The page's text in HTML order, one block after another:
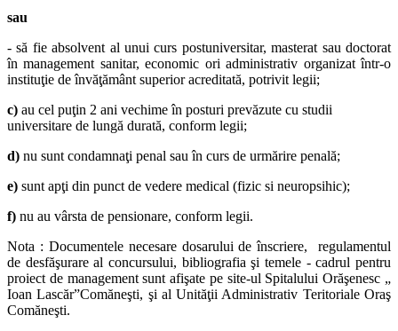
sau
- să fie absolvent al unui curs postuniversitar, masterat sau doctorat
în management sanitar, economic ori administrativ organizat într-o
instituţie de învăţământ superior acreditată, potrivit legii;
c) au cel puţin 2 ani vechime în posturi prevăzute cu studii
universitare de lungă durată, conform legii;
d) nu sunt condamnaţi penal sau în curs de urmărire penală;
e) sunt apţi din punct de vedere medical (fizic si neuropsihic);
f) nu au vârsta de pensionare, conform legii.
Nota : Documentele necesare dosarului de înscriere, regulamentul
de desfăşurare al concursului, bibliografia şi temele - cadrul pentru
proiect de management sunt afişate pe site-ul Spitalului Orăşenesc „
Ioan Lascăr”Comăneşti, şi al Unităţii Administrativ Teritoriale Oraş
Comăneşti.